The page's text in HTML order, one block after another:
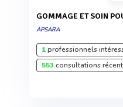
GOMMAGE ET SOIN
APSARA
1professionnels
553 consultations